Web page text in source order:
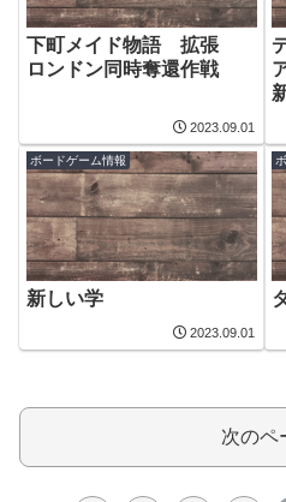
下町メイド物語 拡張
ロンドン同時奪還作戦
2023.09.01
ボードゲーム情報
新しい学
2023.09.01
次のペ